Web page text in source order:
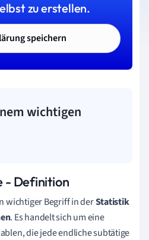
zu erstellen.
speichern
wichtigen
- Definition
wichtiger Begriff in derStatistik
. Es handelt sich um eine
die jede endliche subtätige